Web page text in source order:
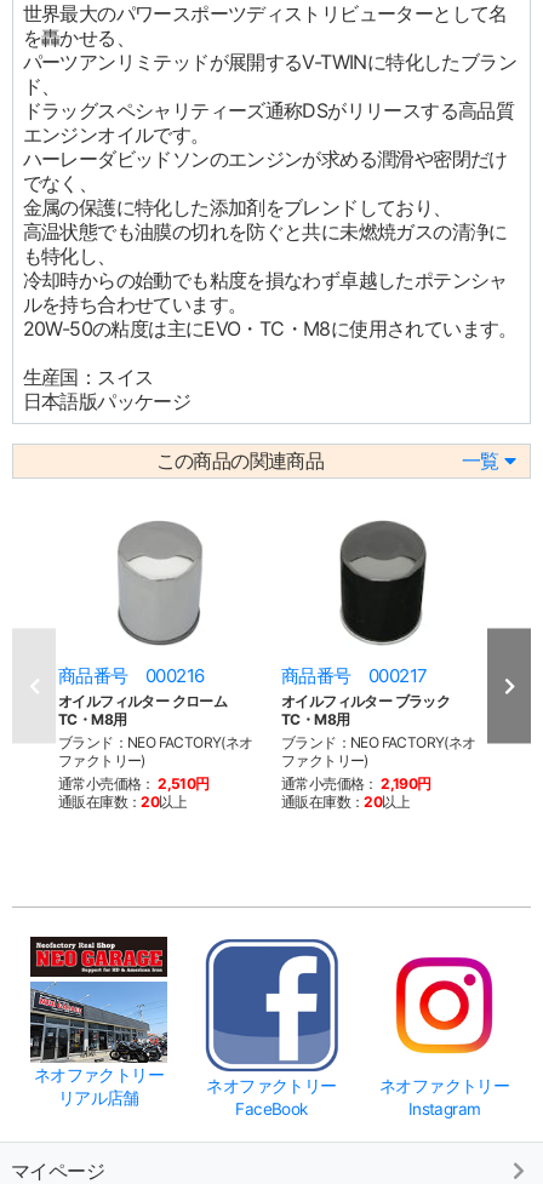
世界最大のパワースポーツディストリビューターとして名
を轟かせる、
パーツアンリミテッドが展開するV-TWINに特化したブラン
ド、
ドラッグスペシャリティーズ通称DSがリリースする高品質
エンジンオイルです。
ハーレーダビッドソンのエンジンが求める潤滑や密閉だけ
でなく、
金属の保護に特化した添加剤をブレンドしており、
高温状態でも油膜の切れを防ぐと共に未燃焼ガスの清浄に
も特化し、
冷却時からの始動でも粘度を損なわず卓越したポテンシャ
ルを持ち合わせています。
20W-50の粘度は主にEVO・TC・M8に使用されています。
生産国：スイス
日本語版パッケージ
この商品の関連商品 一覧
商品番号 000216
オイルフィルター クローム
TC・M8用
ブランド：NEO FACTORY(ネオ
ファクトリー)
通常小売価格： 2,510円
通販在庫数：20以上
商品番号 000217
オイルフィルター ブラック
TC・M8用
ブランド：NEO FACTORY(ネオ
ファクトリー)
通常小売価格： 2,190円
通販在庫数：20以上
商
ブラ
ネオファクトリー
リアル店舗
ネオファクトリー
FaceBook
ネオファクトリー
Instagram
マイページ